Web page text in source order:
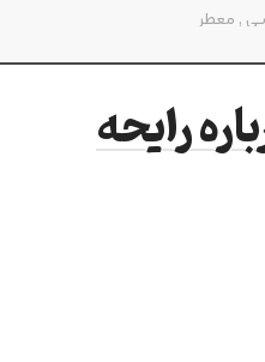
, معطر
رایحه